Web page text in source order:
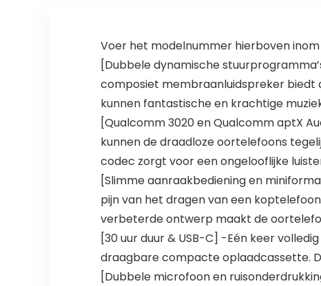
Voer het modelnummer hierboven
[Dubbele dynamische
composiet membraanluidspreker biedt
kunnen fantastische en krachtige
[Qualcomm 3020 en Qualcomm aptX
kunnen de draadloze oortelefoons
codec zorgt voor een ongelooflijke
[Slimme aanraakbediening en
pijn van het dragen van een
verbeterde ontwerp maakt de
[30 uur duur & USB-C] -Eén keer
draagbare compacte oplaadcassette.
[Dubbele microfoon en